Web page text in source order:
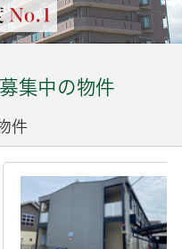
集中の物件
件